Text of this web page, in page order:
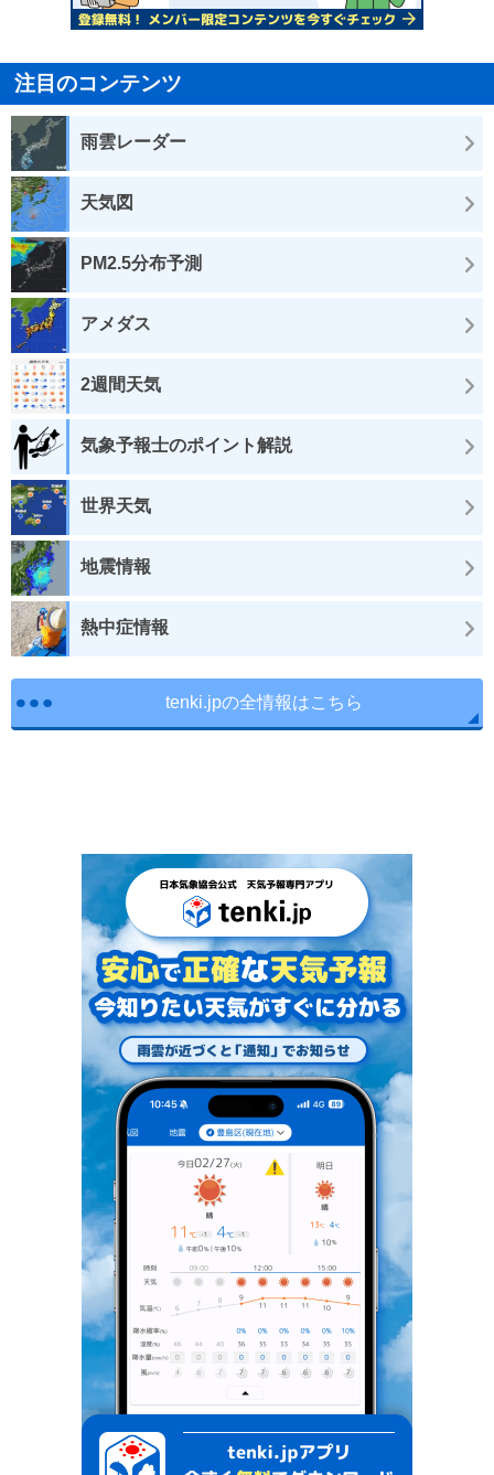
注目のコンテンツ
雨雲レーダー
天気図
PM2.5分布予測
アメダス
2週間天気
気象予報士のポイント解説
世界天気
地震情報
熱中症情報
tenki.jpの全情報はこちら